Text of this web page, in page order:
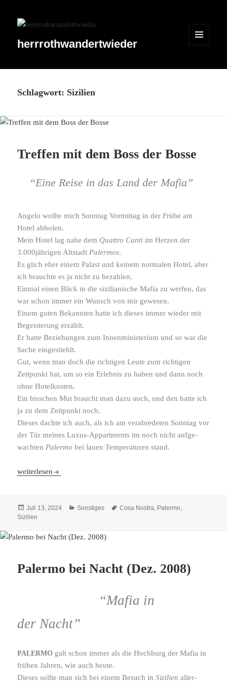
herrrothwandertwieder
Schlagwort: Sizilien
Treffen mit dem Boss der Bosse
“Eine Reise in das Land der Mafia”
Angelo wollte mich Sonntag Vormittag in der Frühe am
Hotel abholen.
Mein Hotel lag nahe dem Quattro Canti im Herzen der
3.000jährigen Altstadt Palermos.
Es glich eher einem Palast und keinem normalen Hotel, aber
ich brauchte es ja nicht zu bezahlen.
Einmal einen Blick in die sizi­lia­ni­sche Mafia zu werfen, das
war schon immer ein Wunsch von mir gewesen.
Einem guten Bekannten hatte ich dieses immer wieder mit
Begeisterung erzählt.
Er hatte Beziehungen zum Innenministerium und so war die
Sache einge­stiehlt.
Gut, wenn man doch die rich­tigen Leute zum rich­tigen
Zeitpunkt hat, um so ein Erlebnis zu haben und dann noch
ohne Hotelkosten.
Ein biss­chen Mut braucht man dazu auch, und den hatte ich
ja zu dem Zeitpunkt noch.
Dieses dachte ich auch, als ich am verab­re­deten Sonntag vor
der Tür meines Luxus-​Appartments im noch nicht aufge­
wachten Palermobei lauen Temperaturen stand.
Treffen mit dem Boss der Bosse
weiterlesen
Veröffentlicht
am
Juli 13, 2024 Kategorien
Sonstiges Schlagwörter
Cosa Nostra, Palermo,
Sizilien
Palermo bei Nacht (Dez. 2008)
“Mafia in
der Nacht”
PALERMO galt schon immer als die Hochburg der Mafia in
frühen Jahren, wie auch heute.
Dieses sollte man sich bei einem Besuch inSizilien aller­